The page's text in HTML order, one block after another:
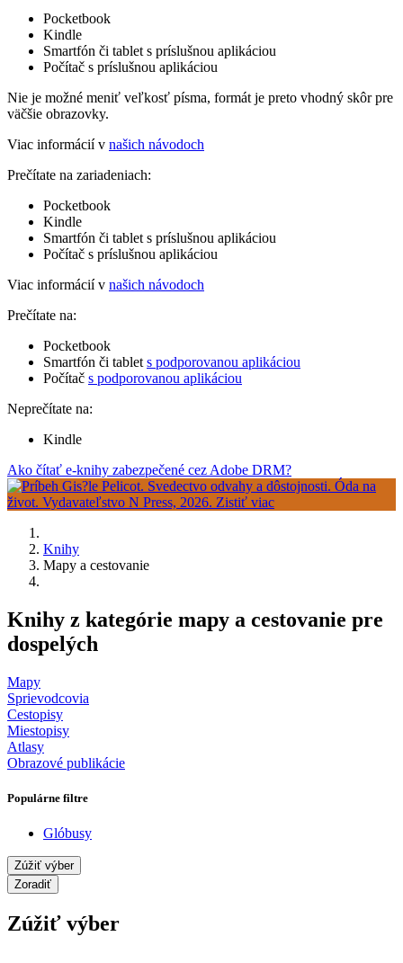
Pocketbook
Kindle
Smartfón či tablet s príslušnou aplikáciou
Počítač s príslušnou aplikáciou
Nie je možné meniť veľkosť písma, formát je preto vhodný skôr pre
väčšie obrazovky.
Viac informácií v našich návodoch
Prečítate na zariadeniach:
Pocketbook
Kindle
Smartfón či tablet s príslušnou aplikáciou
Počítač s príslušnou aplikáciou
Viac informácií v našich návodoch
Prečítate na:
Pocketbook
Smartfón či tablet s podporovanou aplikáciou
Počítač s podporovanou aplikáciou
Neprečítate na:
Kindle
Ako čítať e-knihy zabezpečené cez Adobe DRM?
Knihy
Mapy a cestovanie
Knihy z kategórie mapy a cestovanie pre
dospelých
Mapy
Sprievodcovia
Cestopisy
Miestopisy
Atlasy
Obrazové publikácie
Populárne filtre
Glóbusy
Zúžiť výber
Zoradiť
Zúžiť výber